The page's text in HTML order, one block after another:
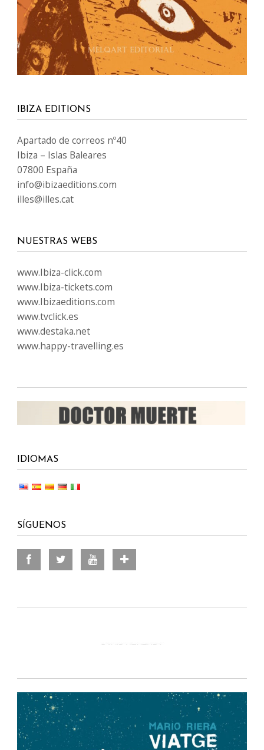
IBIZA EDITIONS
Apartado de correos nº40
Ibiza – Islas Baleares
07800 España
info@ibizaeditions.com
illes@illes.cat
NUESTRAS WEBS
www.Ibiza-click.com
www.Ibiza-tickets.com
www.Ibizaeditions.com
www.tvclick.es
www.destaka.net
www.happy-travelling.es
IDIOMAS
SÍGUENOS